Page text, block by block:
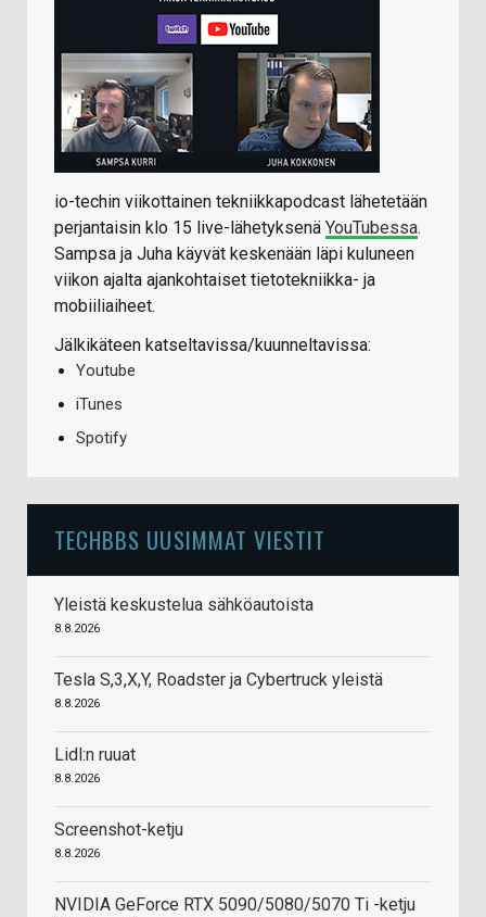
io-techin viikottainen tekniikkapodcast lähetetään
perjantaisin klo 15 live-lähetyksenä YouTubessa.
Sampsa ja Juha käyvät keskenään läpi kuluneen
viikon ajalta ajankohtaiset tietotekniikka- ja
mobiiliaiheet.
Jälkikäteen katseltavissa/kuunneltavissa:
Youtube
iTunes
Spotify
TECHBBS UUSIMMAT VIESTIT
Yleistä keskustelua sähköautoista
8.8.2026
Tesla S,3,X,Y, Roadster ja Cybertruck yleistä
8.8.2026
Lidl:n ruuat
8.8.2026
Screenshot-ketju
8.8.2026
NVIDIA GeForce RTX 5090/5080/5070 Ti -ketju